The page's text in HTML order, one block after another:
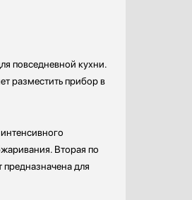
повседневной кухни.
разместить прибор в
Вторая по
для